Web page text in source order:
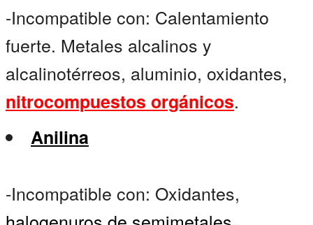
-Incompatible con: Calentamiento
fuerte. Metales alcalinos y
alcalinotérreos, aluminio, oxidantes,
nitrocompuestos orgánicos.
Anilina
-Incompatible con: Oxidantes,